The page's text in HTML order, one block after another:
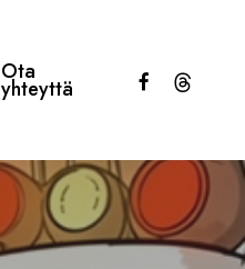
Ota
yhteyttä facebookthreads